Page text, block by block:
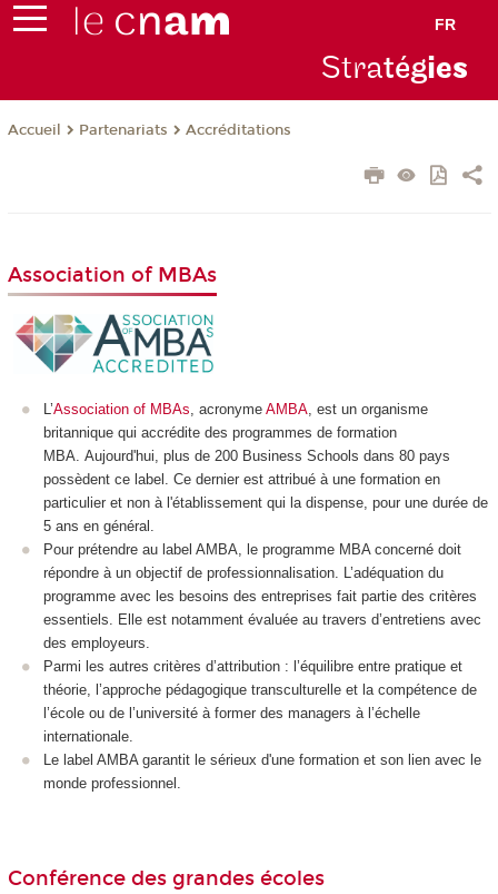
FR
Stratégies
Accueil Partenariats Accréditations
Association of MBAs
L’Association of MBAs, acronyme AMBA, est un organisme
britannique qui accrédite des programmes de formation
MBA. Aujourd'hui, plus de 200 Business Schools dans 80 pays
possèdent ce label. Ce dernier est attribué à une formation en
particulier et non à l'établissement qui la dispense, pour une durée de
5 ans en général.
Pour prétendre au label AMBA, le programme MBA concerné doit
répondre à un objectif de professionnalisation. L’adéquation du
programme avec les besoins des entreprises fait partie des critères
essentiels. Elle est notamment évaluée au travers d’entretiens avec
des employeurs.
Parmi les autres critères d’attribution : l’équilibre entre pratique et
théorie, l’approche pédagogique transculturelle et la compétence de
l’école ou de l’université à former des managers à l’échelle
internationale.
Le label AMBA garantit le sérieux d'une formation et son lien avec le
monde professionnel.
Conférence des grandes écoles